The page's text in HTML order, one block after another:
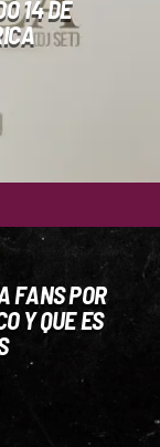
14 DE
FANS POR
Y QUE ES